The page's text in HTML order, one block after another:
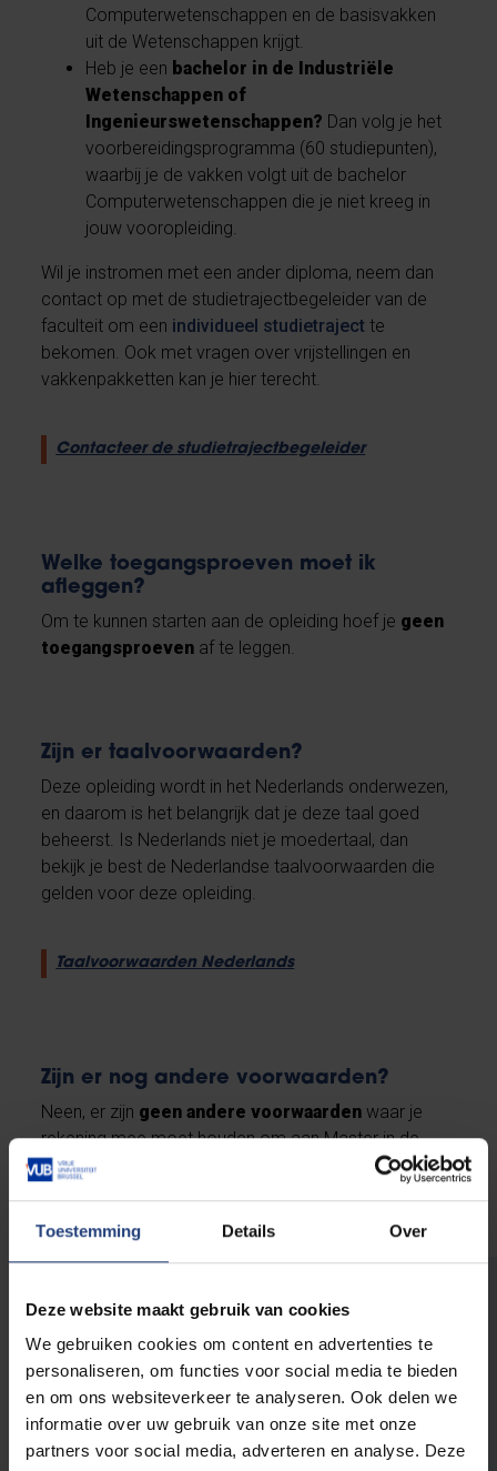
Toestemming Details Over
Deze website maakt gebruik van cookies
We gebruiken cookies om content en advertenties te
personaliseren, om functies voor social media te bieden
en om ons websiteverkeer te analyseren. Ook delen we
informatie over uw gebruik van onze site met onze
partners voor social media, adverteren en analyse. Deze
Computerwetenschappen en de basisvakken
uit de Wetenschappen krijgt.
Heb je een bachelor in de Industriële
Wetenschappen of
Ingenieurswetenschappen? Dan volg je het
voorbereidingsprogramma (60 studiepunten),
waarbij je de vakken volgt uit de bachelor
Computerwetenschappen die je niet kreeg in
jouw vooropleiding.
Wil je instromen met een ander diploma, neem dan
contact op met de studietrajectbegeleider van de
faculteit om een individueel studietraject te
bekomen. Ook met vragen over vrijstellingen en
vakkenpakketten kan je hier terecht.
Contacteer de studietrajectbegeleider
Welke toegangsproeven moet ik
afleggen?
Om te kunnen starten aan de opleiding hoef je geen
toegangsproeven af te leggen.
Zijn er taalvoorwaarden?
Deze opleiding wordt in het Nederlands onderwezen,
en daarom is het belangrijk dat je deze taal goed
beheerst. Is Nederlands niet je moedertaal, dan
bekijk je best de Nederlandse taalvoorwaarden die
gelden voor deze opleiding.
Taalvoorwaarden Nederlands
Zijn er nog andere voorwaarden?
Neen, er zijn geen andere voorwaarden waar je
rekening mee moet houden om aan Master in de
Computerwetenschappen te starten.
Schrijf je in!
Wil je je inschrijven aan de
VUB? We helpen je graag zo
vlot mogelijk door de